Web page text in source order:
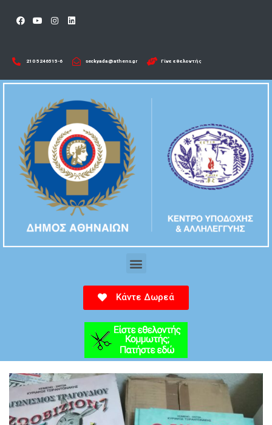
210 5246515-6​ seckyada@athens.gr Γίνε εθελοντής
Κάντε Δωρεά